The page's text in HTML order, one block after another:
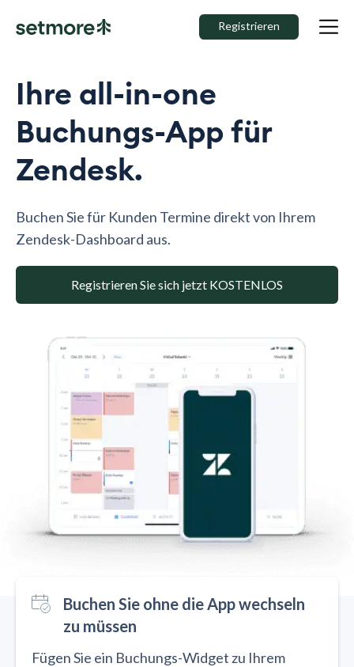
Registrieren
Ihre all-in-one
Buchungs-App für
Zendesk.
Buchen Sie für Kunden Termine direkt von Ihrem
Zendesk-Dashboard aus.
Registrieren Sie sich jetzt KOSTENLOS
Buchen Sie ohne die App wechseln
zu müssen
Fügen Sie ein Buchungs-Widget zu Ihrem